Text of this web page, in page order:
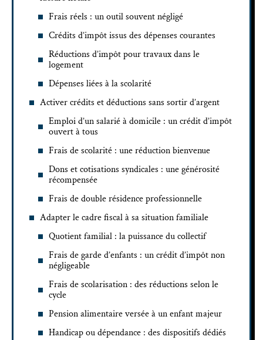
Frais réels : un outil souvent négligé
Crédits d’impôt issus des dépenses courantes
Réductions d’impôt pour travaux dans le
logement
Dépenses liées à la scolarité
Activer crédits et déductions sans sortir d’argent
Emploi d’un salarié à domicile : un crédit d’impôt
ouvert à tous
Frais de scolarité : une réduction bienvenue
Dons et cotisations syndicales : une générosité
récompensée
Frais de double résidence professionnelle
Adapter le cadre fiscal à sa situation familiale
Quotient familial : la puissance du collectif
Frais de garde d’enfants : un crédit d’impôt non
négligeable
Frais de scolarisation : des réductions selon le
cycle
Pension alimentaire versée à un enfant majeur
Handicap ou dépendance : des dispositifs dédiés